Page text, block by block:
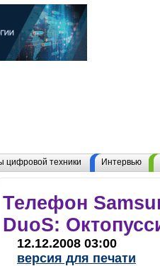
цифровой техники Интервью
Телефон
DuoS:
12.12.2008 03:00
версия для печати